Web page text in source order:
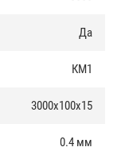
Да
КМ1
3000х100х15
0.4 мм